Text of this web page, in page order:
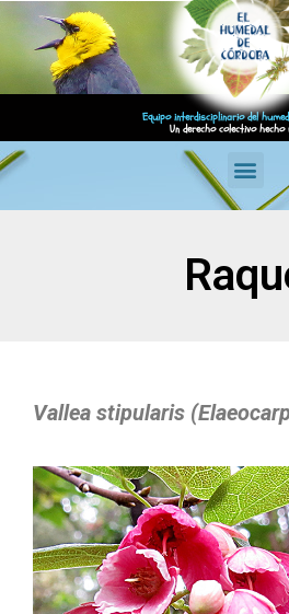
Equipo interdisciplinario del
Un derecho colectivo hecho
Vallea stipularis